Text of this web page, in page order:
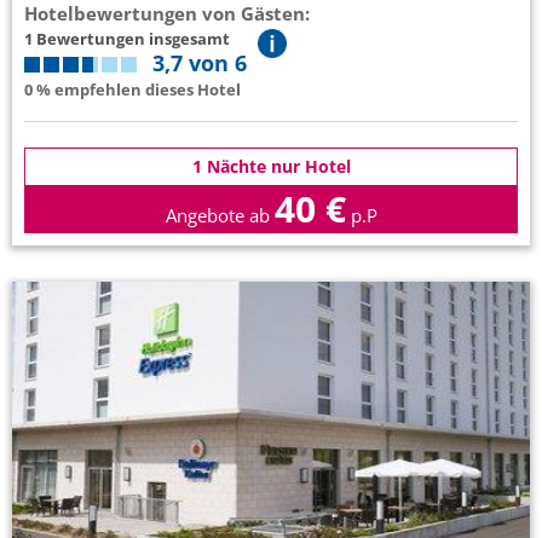
Hotelbewertungen von Gästen:
1 Bewertungen insgesamt
3,7 von 6
0 % empfehlen dieses Hotel
1 Nächte nur Hotel
Angebote ab 40 € p.P